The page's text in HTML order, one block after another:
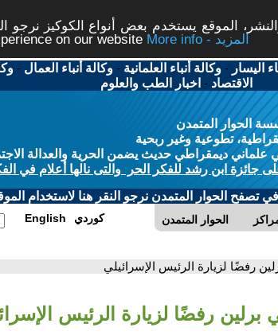
الموقع يستخدم بعض أنواع الكوكيز نرجو
on our website
More info - المزيد
اليسار -وكالة أنباء العلمانية -وكالة أنباء العمال -
الاقتصاد - اخبار الطب والعلوم
الحوار المتمدن
تطوعية وغير ربحية
ديمقراطي حديث يضمن الحرية والعدالة
جائزة ابن رشد للفكر الحر والتى نالها أعلام في
تصفح الحوار المتمدن نرجو النقر هنا لاستخدام
الحوار المتمدن English كوردي
رفضًا لزيارة الرئيس الإسرائيلي
رفضًا لزيارة الرئيس